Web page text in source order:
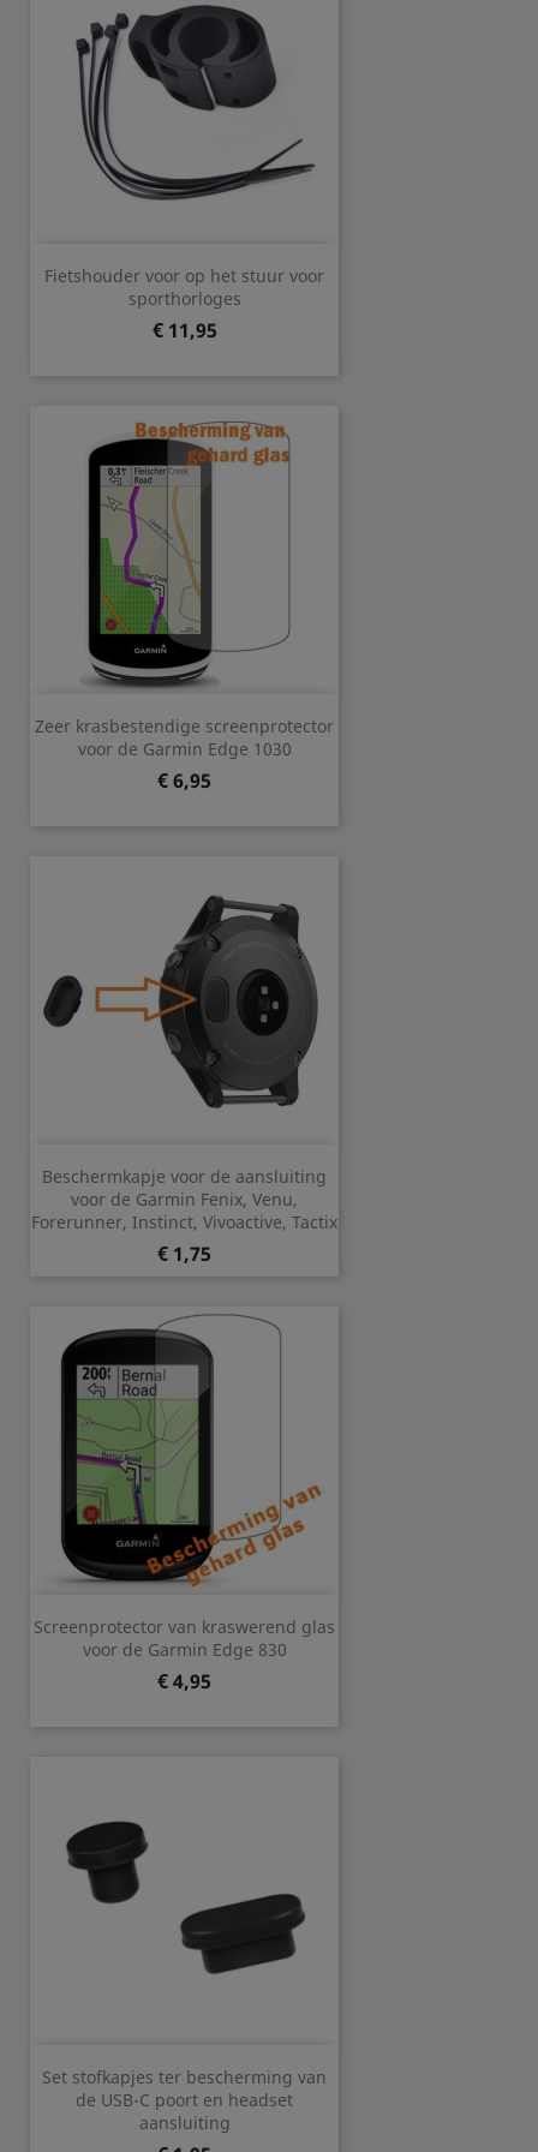
Fietshouder voor op het stuur voor
sporthorloges
Prijs
€ 11,95
Zeer krasbestendige screenprotector
voor de Garmin Edge 1030
Prijs
€ 6,95
Beschermkapje voor de aansluiting
voor de Garmin Fenix, Venu,
Forerunner, Instinct, Vivoactive, Tactix
Prijs
€ 1,75
Screenprotector van kraswerend glas
voor de Garmin Edge 830
Prijs
€ 4,95
Set stofkapjes ter bescherming van
de USB-C poort en headset
aansluiting